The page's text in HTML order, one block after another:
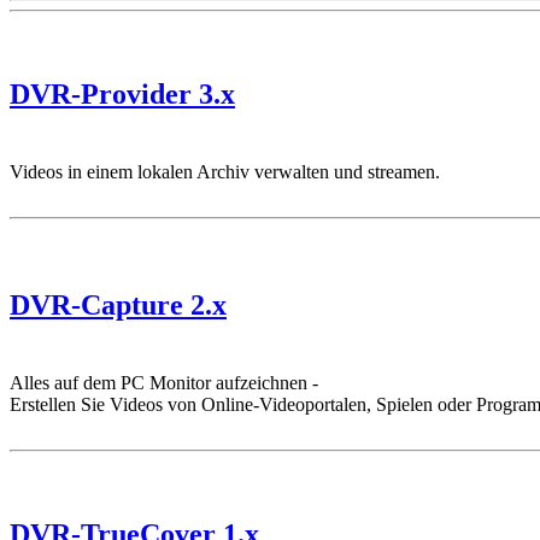
DVR-Provider 3.x
Videos in einem lokalen Archiv verwalten und streamen.
DVR-Capture 2.x
Alles auf dem PC Monitor aufzeichnen -
Erstellen Sie Videos von Online-Videoportalen, Spielen oder
DVR-TrueCover 1.x